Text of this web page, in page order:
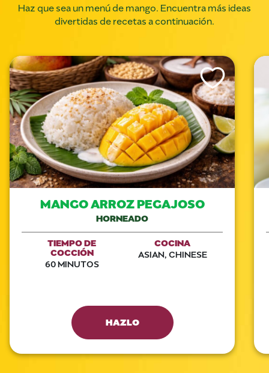
Haz que sea un menú de mango. Encuentra más ideas
divertidas de recetas a continuación.
Like This Recipe
MANGO ARROZ PEGAJOSO
HORNEADO
TIEMPO DE
COCCIÓN
60 MINUTOS
COCINA
ASIAN, CHINESE
HAZLO